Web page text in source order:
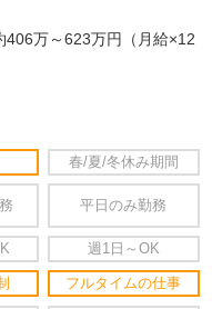
406万～623万円（月給×12
春/夏/冬休み期間
平日のみ勤務
週1日～OK
フルタイムの仕事